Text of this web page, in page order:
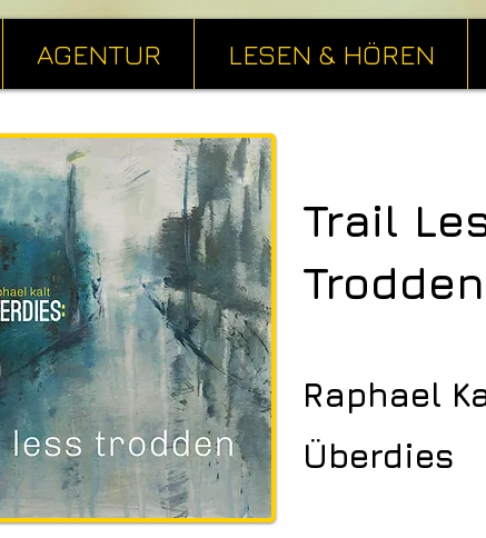
AGENTUR LESEN & HÖREN
Trail
Trodden
Raphael
Überdies